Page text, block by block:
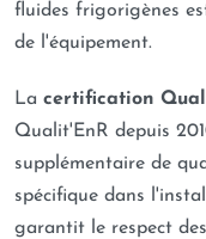
fluides frigorigènes
de l'équipement.
La certification
Qualit'EnR depuis
supplémentaire de
spécifique dans
garantit le respect